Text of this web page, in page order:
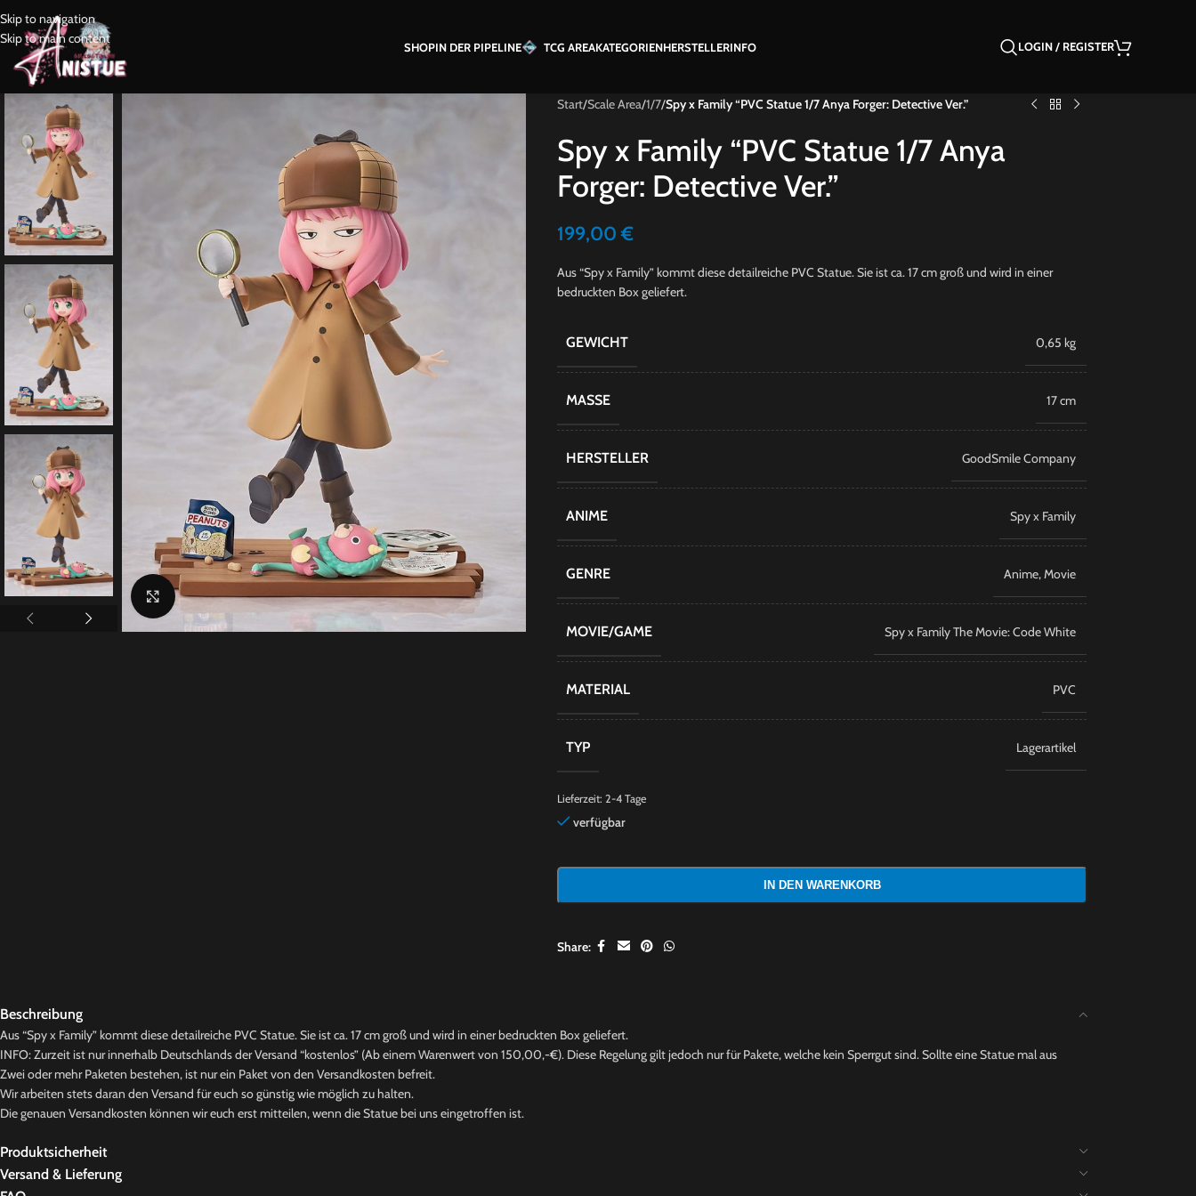
Skip to navigation
Skip to main content
SHOPIN DER PIPELINE TCG AREAKATEGORIENHERSTELLERINFO LOGIN / REGISTER
Click to enlarge
Start/Scale Area/1/7/Spy x Family “PVC Statue 1/7 Anya Forger: Detective Ver.”
Spy x Family “PVC Statue 1/7 Anya
Forger: Detective Ver.”
199,00€
Aus “Spy x Family” kommt diese detailreiche PVC Statue. Sie ist ca. 17 cm groß und wird in einer
bedruckten Box geliefert.
GEWICHT 0,65 kg
MASSE 17 cm
HERSTELLER GoodSmile Company
ANIME Spy x Family
GENRE Anime,Movie
MOVIE/GAME Spy x Family The Movie: Code White
MATERIAL PVC
TYP Lagerartikel
Lieferzeit: 2-4 Tage
verfügbar
IN DEN WARENKORB
Share:
Beschreibung
Aus “Spy x Family” kommt diese detailreiche PVC Statue. Sie ist ca. 17 cm groß und wird in einer bedruckten Box geliefert.
INFO: Zurzeit ist nur innerhalb Deutschlands der Versand “kostenlos” (Ab einem Warenwert von 150,00,-€). Diese Regelung gilt jedoch nur für Pakete, welche kein Sperrgut sind. Sollte eine Statue mal aus
Zwei oder mehr Paketen bestehen, ist nur ein Paket von den Versandkosten befreit.
Wir arbeiten stets daran den Versand für euch so günstig wie möglich zu halten.
Die genauen Versandkosten können wir euch erst mitteilen, wenn die Statue bei uns eingetroffen ist.
Produktsicherheit
Versand & Lieferung